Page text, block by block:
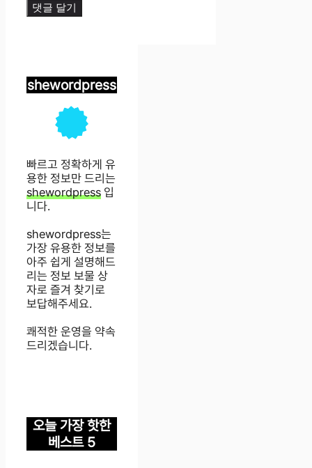
shewordpress
빠르고 정확하게 유
용한 정보만 드리는
shewordpress 입
니다.
shewordpress는
가장 유용한 정보를
아주 쉽게 설명해드
리는 정보 보물 상
자로 즐겨 찾기로
보답해주세요.
쾌적한 운영을 약속
드리겠습니다.
오늘 가장 핫한
베스트 5